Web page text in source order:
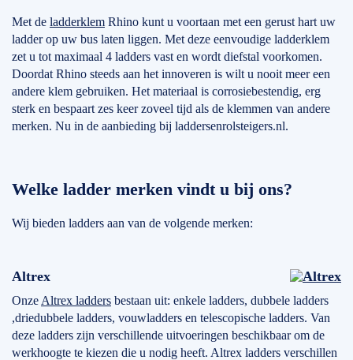
Met de ladderklem Rhino kunt u voortaan met een gerust hart uw
ladder op uw bus laten liggen. Met deze eenvoudige ladderklem
zet u tot maximaal 4 ladders vast en wordt diefstal voorkomen.
Doordat Rhino steeds aan het innoveren is wilt u nooit meer een
andere klem gebruiken. Het materiaal is corrosiebestendig, erg
sterk en bespaart zes keer zoveel tijd als de klemmen van andere
merken. Nu in de aanbieding bij laddersenrolsteigers.nl.
Welke ladder merken vindt u bij ons?
Wij bieden ladders aan van de volgende merken:
Altrex
Onze Altrex ladders bestaan uit: enkele ladders, dubbele ladders
,driedubbele ladders, vouwladders en telescopische ladders. Van
deze ladders zijn verschillende uitvoeringen beschikbaar om de
werkhoogte te kiezen die u nodig heeft. Altrex ladders verschillen